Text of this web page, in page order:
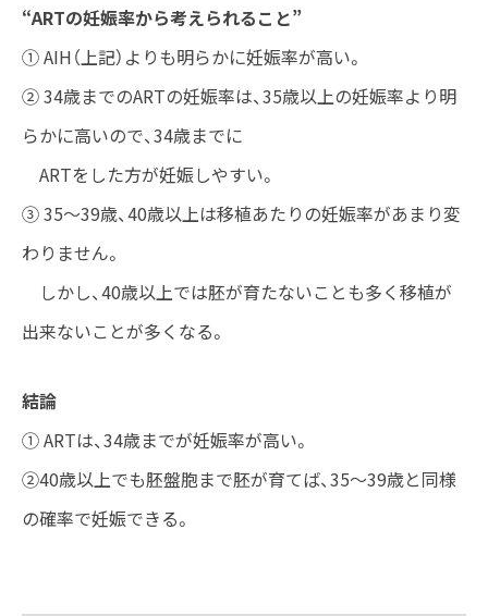
“ARTの妊娠率から考えられること”
① AIH（上記）よりも明らかに妊娠率が高い。
② 34歳までのARTの妊娠率は、35歳以上の妊娠率より明
らかに高いので、34歳までに
ARTをした方が妊娠しやすい。
③ 35～39歳、40歳以上は移植あたりの妊娠率があまり変
わりません。
しかし、40歳以上では胚が育たないことも多く移植が
出来ないことが多くなる。
結論
① ARTは、34歳までが妊娠率が高い。
②40歳以上でも胚盤胞まで胚が育てば、35～39歳と同様
の確率で妊娠できる。